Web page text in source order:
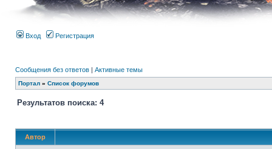
Вход Регистрация
Сообщения без ответов | Активные темы
Портал » Список форумов
Результатов поиска: 4
Автор